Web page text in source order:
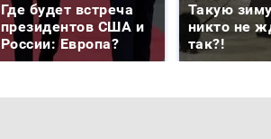
Где будет встреча
президентов США и
России: Европа?
Такую
никто не
так?!